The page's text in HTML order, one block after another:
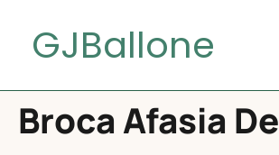
GJBallone
Broca Afasia De